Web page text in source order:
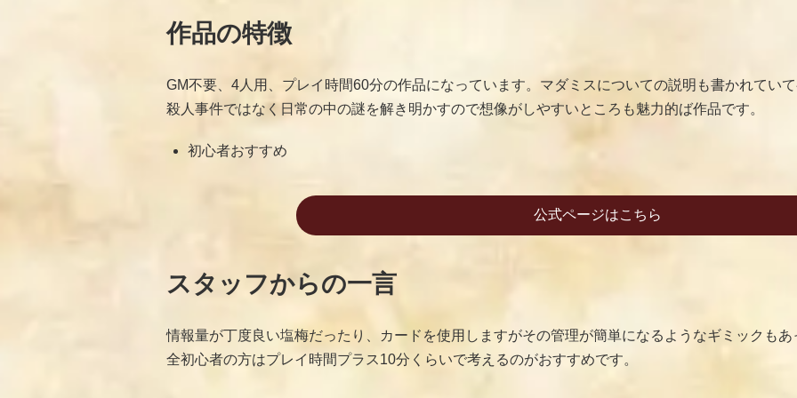
作品の特徴
GM不要、4人用、プレイ時間60分の作品になっています。マダミスについての説明も書かれてい
殺人事件ではなく日常の中の謎を解き明かすので想像がしやすいところも魅力的ば作品です。
初心者おすすめ
公式ページはこちら
スタッフからの一言
情報量が丁度良い塩梅だったり、カードを使用しますがその管理が簡単になるようなギミックも
全初心者の方はプレイ時間プラス10分くらいで考えるのがおすすめです。